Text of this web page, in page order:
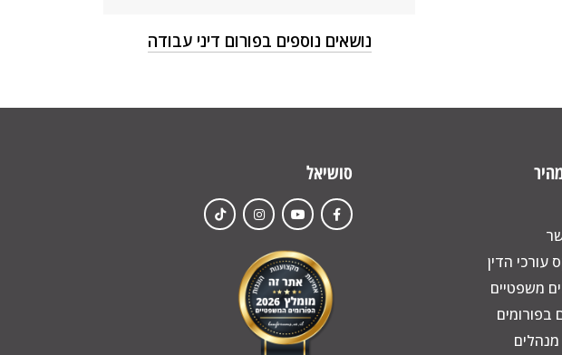
נושאים נוספים בפורום דיני עבודה
עורכי הדין
משפטיים
בפורומים
סושיאל